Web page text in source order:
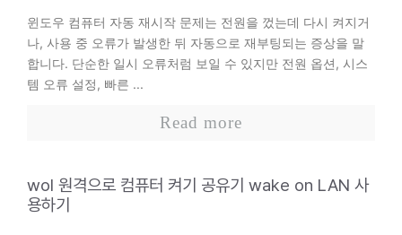
윈도우 컴퓨터 자동 재시작 문제는 전원을 껐는데 다시 켜지거
나, 사용 중 오류가 발생한 뒤 자동으로 재부팅되는 증상을 말
합니다. 단순한 일시 오류처럼 보일 수 있지만 전원 옵션, 시스
템 오류 설정, 빠른 ...
Read more
wol 원격으로 컴퓨터 켜기 공유기 wake on LAN 사
용하기